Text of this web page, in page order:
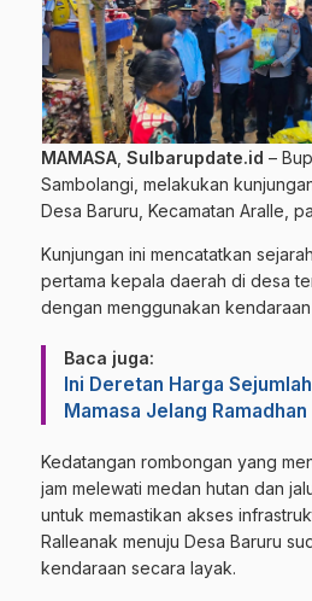
MAMASA Sulbarupdate.id –
Sambolangi, melakukan
Desa Baruru, Kecamatan Aralle,
Kunjungan ini mencatatkan
pertama kepala daerah di desa
dengan menggunakan
Baca juga:
Ini Deretan Harga
Mamasa Jelang Ramadhan
​Kedatangan rombongan yang
jam melewati medan hutan dan
untuk memastikan akses
Ralleanak menuju Desa Baruru
kendaraan secara layak.